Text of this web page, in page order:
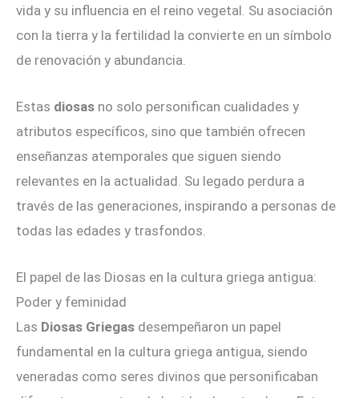
vida y su influencia en el reino vegetal. Su asociación
con la tierra y la fertilidad la convierte en un símbolo
de renovación y abundancia.
Estas diosas no solo personifican cualidades y
atributos específicos, sino que también ofrecen
enseñanzas atemporales que siguen siendo
relevantes en la actualidad. Su legado perdura a
través de las generaciones, inspirando a personas de
todas las edades y trasfondos.
El papel de las Diosas en la cultura griega antigua:
Poder y feminidad
Las Diosas Griegas desempeñaron un papel
fundamental en la cultura griega antigua, siendo
veneradas como seres divinos que personificaban